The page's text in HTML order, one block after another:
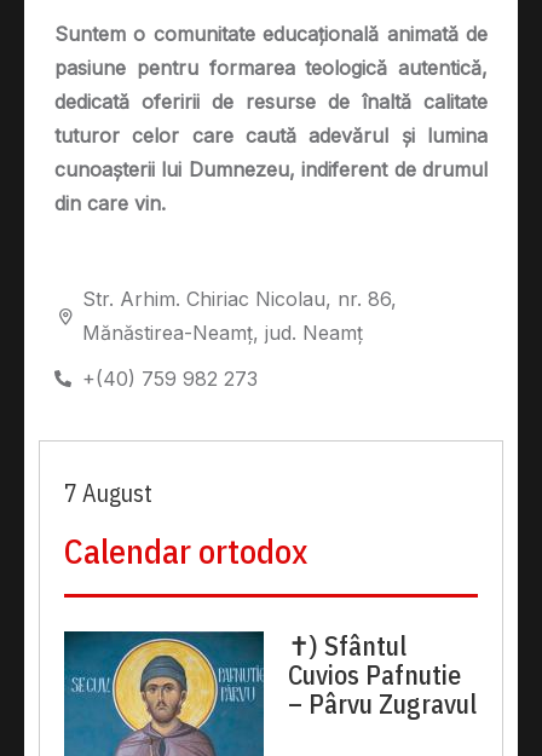
Suntem o comunitate educațională animată de
pasiune pentru formarea teologică autentică,
dedicată oferirii de resurse de înaltă calitate
tuturor celor care caută adevărul și lumina
cunoașterii lui Dumnezeu, indiferent de drumul
din care vin.
Str. Arhim. Chiriac Nicolau, nr. 86,
Mănăstirea-Neamț, jud. Neamț
+(40) 759 982 273
7 August
Calendar ortodox
✝) Sfântul
Cuvios Pafnutie
– Pârvu Zugravul